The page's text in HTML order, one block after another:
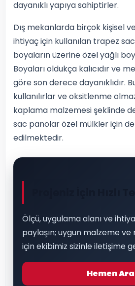
dayanıklı yapıya sahiptirler.
Dış mekanlarda birçok kişisel
ihtiyaç için kullanılan trapez
boyaların üzerine özel yağlı
Boyaları oldukça kalıcıdır ve
göre son derece dayanıklıdır.
kullanılırlar ve oksitlenme
kaplama malzemesi şeklinde
sac panolar özel mülkler için
edilmektedir.
Ölçü, uygulama alanı ve
paylaşın; uygun malzeme
için ekibimiz sizinle iletişime
Hemen Ara